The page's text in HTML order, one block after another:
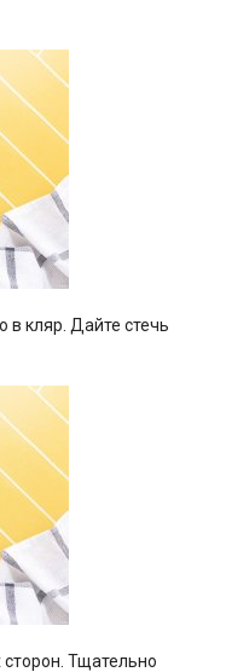
в кляр. Дайте стечь
сторон. Тщательно